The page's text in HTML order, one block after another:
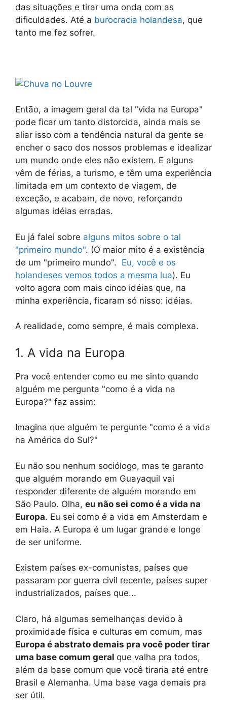
das situações e tirar uma onda com as
dificuldades. Até a burocracia holandesa, que
tanto me fez sofrer.
Então, a imagem geral da tal "vida na Europa"
pode ficar um tanto distorcida, ainda mais se
aliar isso com a tendência natural da gente se
encher o saco dos nossos problemas e idealizar
um mundo onde eles não existem. E alguns
vêm de férias, a turismo, e têm uma experiência
limitada em um contexto de viagem, de
exceção, e acabam, de novo, reforçando
algumas idéias erradas.
Eu já falei sobre alguns mitos sobre o tal
"primeiro mundo". (O maior mito é a existência
de um "primeiro mundo". Eu, você e os
holandeses vemos todos a mesma lua). Eu
volto agora com mais cinco idéias que, na
minha experiência, ficaram só nisso: idéias.
A realidade, como sempre, é mais complexa.
1. A vida na Europa
Pra você entender como eu me sinto quando
alguém me pergunta "como é a vida na
Europa?" faz assim:
Imagina que alguém te pergunte "como é a vida
na América do Sul?"
Eu não sou nenhum sociólogo, mas te garanto
que alguém morando em Guayaquil vai
responder diferente de alguém morando em
São Paulo. Olha, eu não sei como é a vida na
Europa. Eu sei como é a vida em Amsterdam e
em Haia. A Europa é um lugar grande e longe
de ser uniforme.
Existem países ex-comunistas, países que
passaram por guerra civil recente, países super
industrializados, países que...
Claro, há algumas semelhanças devido à
proximidade física e culturas em comum, mas
Europa é abstrato demais pra você poder tirar
uma base comum geral que valha pra todos,
além da base comum que você tiraria até entre
Brasil e Alemanha. Uma base vaga demais pra
ser útil.